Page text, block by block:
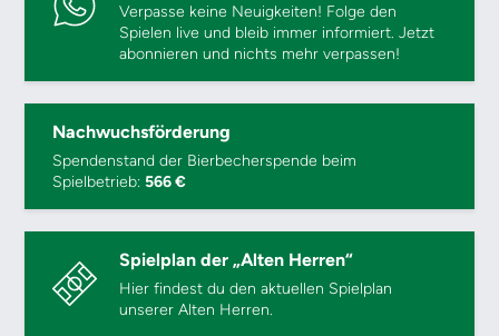
Verpasse keine Neuigkeiten! Folge den
Spielen live und bleib immer informiert. Jetzt
abonnieren und nichts mehr verpassen!
Nachwuchsförderung
Spendenstand der Bierbecherspende beim
Spielbetrieb:566 €
Spielplan der „Alten Herren“
Hier findest du den aktuellen Spielplan
unserer Alten Herren.